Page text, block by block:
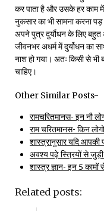
कर पाता है और उसके हर काम
नुकसार का भी सामना करना
अपने पुत्र दुर्यौधन के लिए
जीवनभर अधर्म में दुर्योधन का
नाश हो गया। अतः किसी से भी
चाहिए।
Other Similar Posts-
रामचरितमानस- इन नौ
राम चरितमानस- किन
शास्त्रानुसार यदि आपकी
अवश्य पढ़े स्त्रियों से
शास्त्र ज्ञान- इन 5
Related posts: